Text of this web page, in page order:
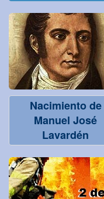
Nacimiento de
Manuel José
Lavardén